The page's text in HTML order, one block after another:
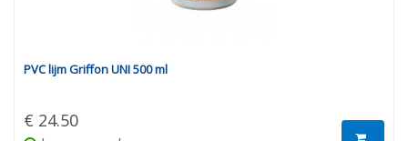
PVC lijm Griffon UNI 500 ml
€ 24.50